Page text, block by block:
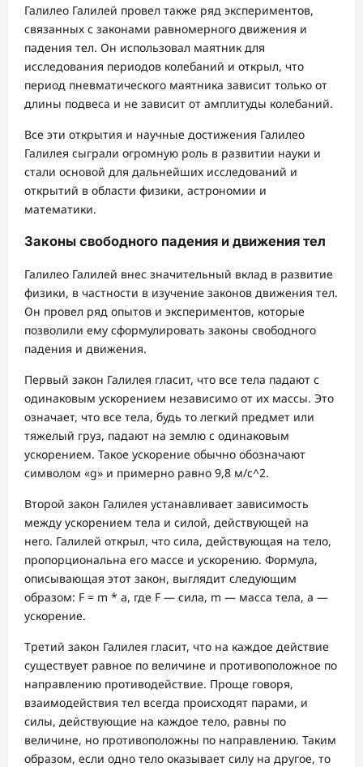
Галилео Галилей провел также ряд экспериментов,
связанных с законами равномерного движения и
падения тел. Он использовал маятник для
исследования периодов колебаний и открыл, что
период пневматического маятника зависит только от
длины подвеса и не зависит от амплитуды колебаний.
Все эти открытия и научные достижения Галилео
Галилея сыграли огромную роль в развитии науки и
стали основой для дальнейших исследований и
открытий в области физики, астрономии и
математики.
Законы свободного падения и движения тел
Галилео Галилей внес значительный вклад в развитие
физики, в частности в изучение законов движения тел.
Он провел ряд опытов и экспериментов, которые
позволили ему сформулировать законы свободного
падения и движения.
Первый закон Галилея гласит, что все тела падают с
одинаковым ускорением независимо от их массы. Это
означает, что все тела, будь то легкий предмет или
тяжелый груз, падают на землю с одинаковым
ускорением. Такое ускорение обычно обозначают
символом «g» и примерно равно 9,8 м/с^2.
Второй закон Галилея устанавливает зависимость
между ускорением тела и силой, действующей на
него. Галилей открыл, что сила, действующая на тело,
пропорциональна его массе и ускорению. Формула,
описывающая этот закон, выглядит следующим
образом: F = m * a, где F — сила, m — масса тела, a —
ускорение.
Третий закон Галилея гласит, что на каждое действие
существует равное по величине и противоположное по
направлению противодействие. Проще говоря,
взаимодействия тел всегда происходят парами, и
силы, действующие на каждое тело, равны по
величине, но противоположны по направлению. Таким
образом, если одно тело оказывает силу на другое, то